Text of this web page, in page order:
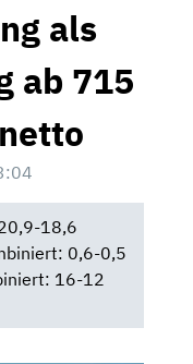
als
ab 715
18,6
0,6-0,5
16-12